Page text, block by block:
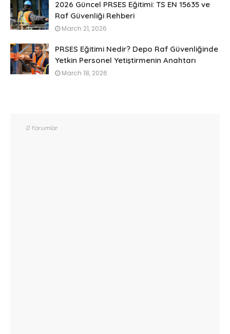
2026 Güncel PRSES Eğitimi: TS EN 15635 ve
Raf Güvenliği Rehberi
March 21, 2026
PRSES Eğitimi Nedir? Depo Raf Güvenliğinde
Yetkin Personel Yetiştirmenin Anahtarı
March 18, 2026
0 Yorumlar